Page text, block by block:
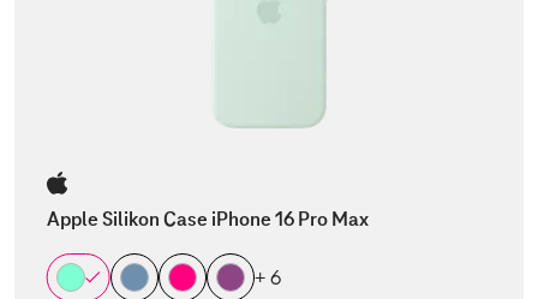
Apple Silikon Case iPhone 16 Pro Max
+ 6